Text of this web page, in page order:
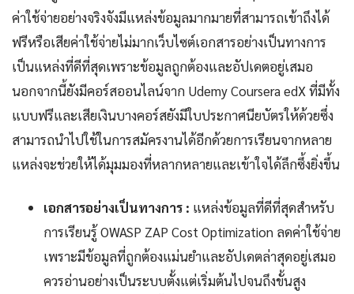
ค่าใช้จ่ายอย่างจริงจังมีแหล่งข้อมูลมากมายที่สามารถเข้าถึงได้
ฟรีหรือเสียค่าใช้จ่ายไม่มากเว็บไซต์เอกสารอย่างเป็นทางการ
เป็นแหล่งที่ดีที่สุดเพราะข้อมูลถูกต้องและอัปเดตอยู่เสมอ
นอกจากนี้ยังมีคอร์สออนไลน์จาก Udemy Coursera edX ที่มีทั้ง
แบบฟรีและเสียเงินบางคอร์สยังมีใบประกาศนียบัตรให้ด้วยซึ่ง
สามารถนำไปใช้ในการสมัครงานได้อีกด้วยการเรียนจากหลาย
แหล่งจะช่วยให้ได้มุมมองที่หลากหลายและเข้าใจได้ลึกซึ้งยิ่งขึ้น
เอกสารอย่างเป็นทางการ : แหล่งข้อมูลที่ดีที่สุดสำหรับ
การเรียนรู้ OWASP ZAP Cost Optimization ลดค่าใช้จ่าย
เพราะมีข้อมูลที่ถูกต้องแม่นยำและอัปเดตล่าสุดอยู่เสมอ
ควรอ่านอย่างเป็นระบบตั้งแต่เริ่มต้นไปจนถึงขั้นสูง